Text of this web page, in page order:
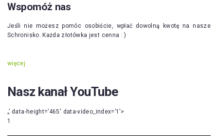
Wspomóż nas
Jeśli nie możesz pomóc osobiście, wpłać dowolną kwotę na nasze
Schronisko. Każda złotówka jest cenna : )
więcej
Nasz kanał YouTube
„’ data-height=’465′ data-video_index=’1’>
1